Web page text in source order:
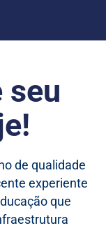
seu
de qualidade
experiente
que